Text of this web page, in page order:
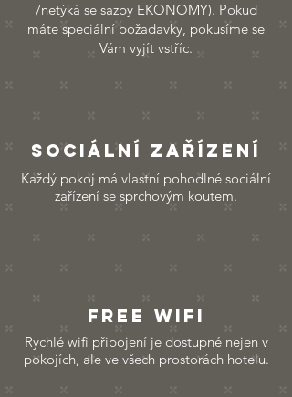
/netýká se sazby EKONOMY). Pokud
máte speciální požadavky, pokusíme se
Vám vyjít vstříc.
SOCIÁLNÍ ZAŘÍZENÍ
Každý pokoj má vlastní pohodlné sociální
zařízení se sprchovým koutem.
FREE WIFI
Rychlé wifi připojení je dostupné nejen v
pokojích, ale ve všech prostorách hotelu.